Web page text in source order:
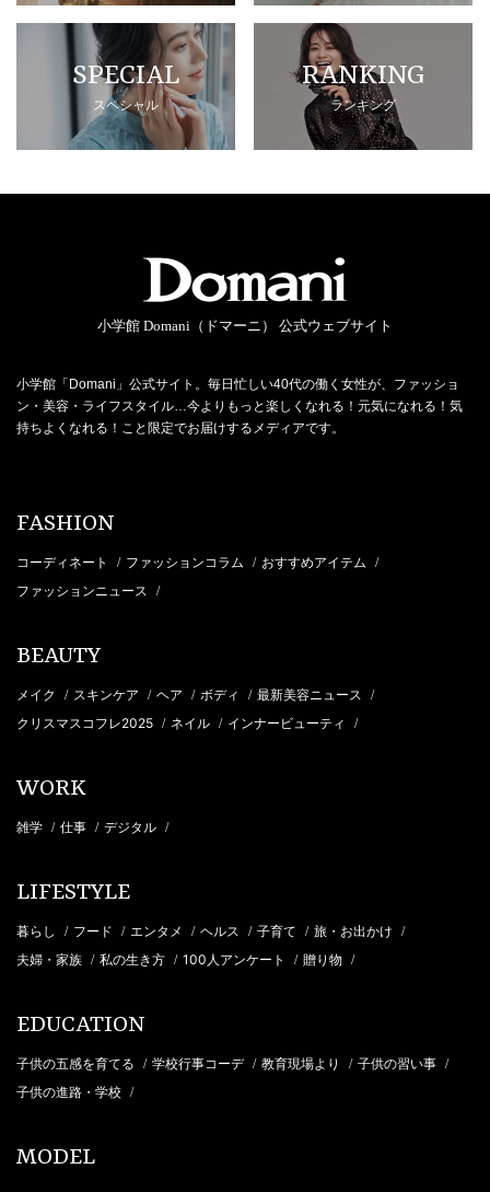
SPECIAL
スペシャル
RANKING
ランキング
小学館 Domani（ドマーニ） 公式ウェブサイト
小学館「Domani」公式サイト。毎日忙しい40代の働く女性が、ファッショ
ン・美容・ライフスタイル…今よりもっと楽しくなれる！元気になれる！気
持ちよくなれる！こと限定でお届けするメディアです。
FASHION
コーディネート / ファッションコラム / おすすめアイテム /
ファッションニュース /
BEAUTY
メイク / スキンケア / ヘア / ボディ / 最新美容ニュース /
クリスマスコフレ2025 / ネイル / インナービューティ /
WORK
雑学 / 仕事 / デジタル /
LIFESTYLE
暮らし / フード / エンタメ / ヘルス / 子育て / 旅・お出かけ /
夫婦・家族 / 私の生き方 / 100人アンケート / 贈り物 /
EDUCATION
子供の五感を育てる / 学校行事コーデ / 教育現場より / 子供の習い事 /
子供の進路・学校 /
MODEL